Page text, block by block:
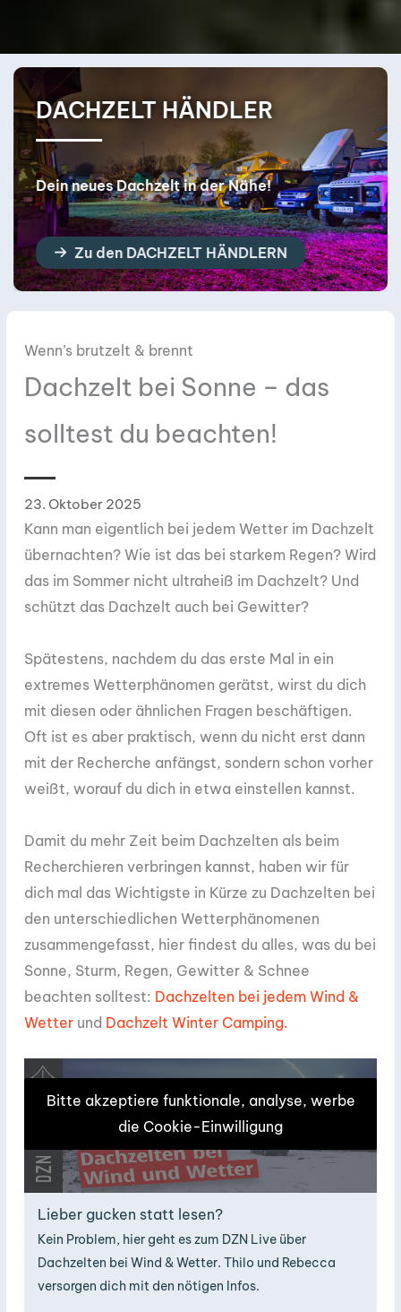
DACHZELT HÄNDLER
Dein neues Dachzelt in der Nähe!
Zu den DACHZELT HÄNDLERN
Wenn’s brutzelt & brennt
Dachzelt bei Sonne – das
solltest du beachten!
23. Oktober 2025
Kann man eigentlich bei jedem Wetter im Dachzelt
übernachten? Wie ist das bei starkem Regen? Wird
das im Sommer nicht ultraheiß im Dachzelt? Und
schützt das Dachzelt auch bei Gewitter?
Spätestens, nachdem du das erste Mal in ein
extremes Wetterphänomen gerätst, wirst du dich
mit diesen oder ähnlichen Fragen beschäftigen.
Oft ist es aber praktisch, wenn du nicht erst dann
mit der Recherche anfängst, sondern schon vorher
weißt, worauf du dich in etwa einstellen kannst.
Damit du mehr Zeit beim Dachzelten als beim
Recherchieren verbringen kannst, haben wir für
dich mal das Wichtigste in Kürze zu Dachzelten bei
den unterschiedlichen Wetterphänomenen
zusammengefasst, hier findest du alles, was du bei
Sonne, Sturm, Regen, Gewitter & Schnee
beachten solltest: Dachzelten bei jedem Wind &
Wetter und Dachzelt Winter Camping.
Bitte akzeptiere funktionale, analyse, werbe
die Cookie-Einwilligung
Lieber gucken statt lesen?
Kein Problem, hier geht es zum DZN Live über
Dachzelten bei Wind & Wetter. Thilo und Rebecca
versorgen dich mit den nötigen Infos.